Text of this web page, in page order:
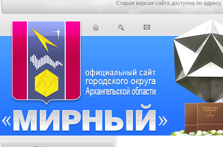
Старая версия сайта доступна по адресу